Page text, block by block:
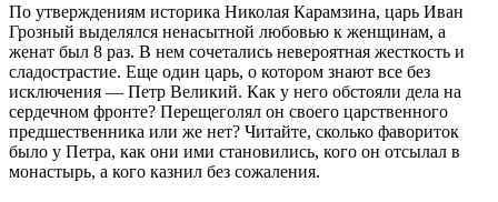
По утверждениям историка Николая Карамзина, царь Иван
Грозный выделялся ненасытной любовью к женщинам, а
женат был 8 раз. В нем сочетались невероятная жесткость и
сладострастие. Еще один царь, о котором знают все без
исключения — Петр Великий. Как у него обстояли дела на
сердечном фронте? Перещеголял он своего царственного
предшественника или же нет? Читайте, сколько фавориток
было у Петра, как они ими становились, кого он отсылал в
монастырь, а кого казнил без сожаления.